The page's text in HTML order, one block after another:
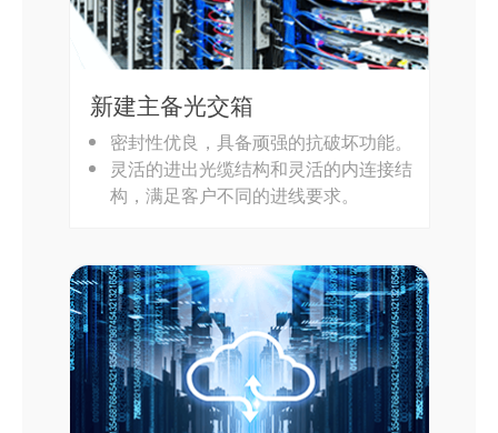
新建主备光交箱
密封性优良，具备顽强的抗破坏功能。
灵活的进出光缆结构和灵活的内连接结
构，满足客户不同的进线要求。